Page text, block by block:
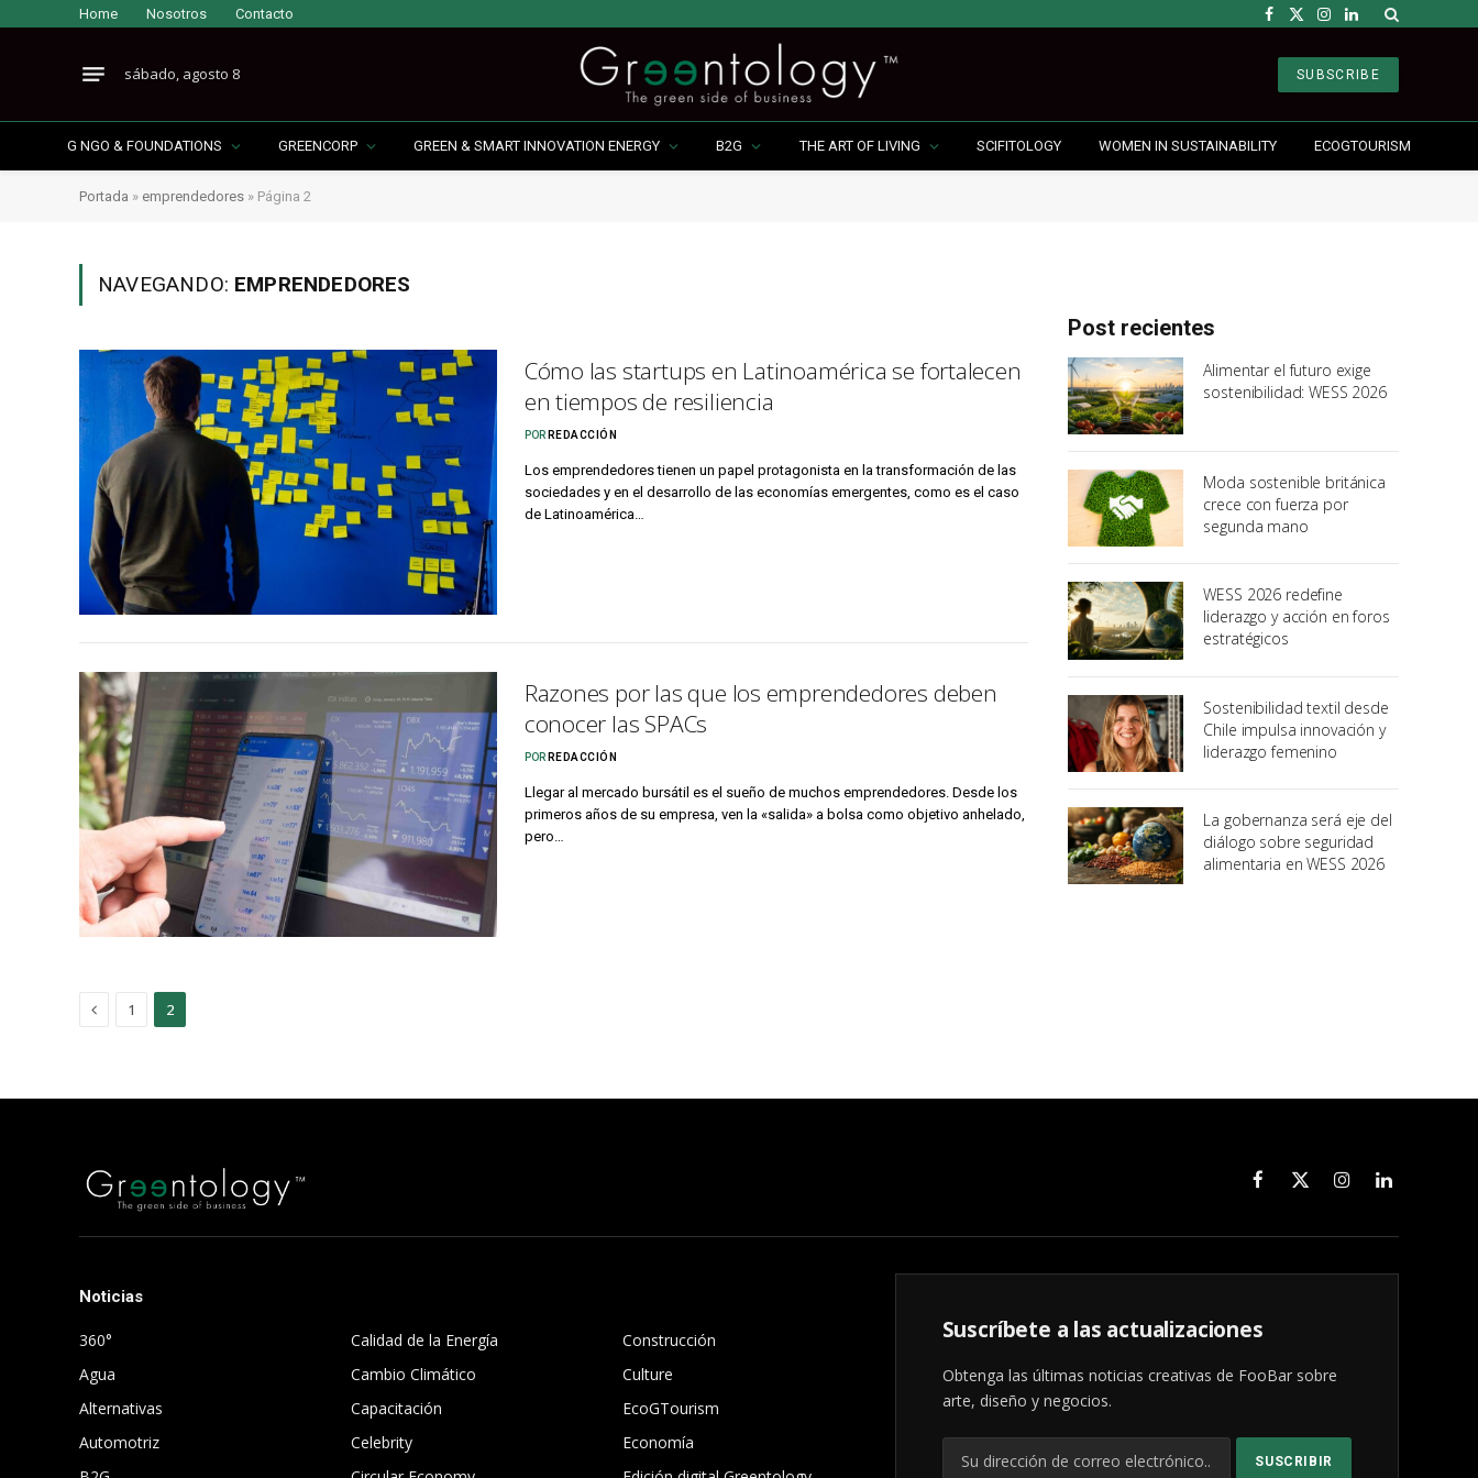
Home Nosotros Contacto Facebook
X
Instagram
LinkedIn
sábado, agosto 8 SUBSCRIBE
G NGO & FOUNDATIONS GREENCORP GREEN & SMART INNOVATION ENERGY B2G THE ART OF LIVING SCIFITOLOGY WOMEN IN SUSTAINABILITY ECOGTOURISM
Portada » emprendedores » Página 2
NAVEGANDO: EMPRENDEDORES
Cómo las startups en Latinoamérica se fortalecen
en tiempos de resiliencia
POR REDACCIÓN
Los emprendedores tienen un papel protagonista en la transformación de las
sociedades y en el desarrollo de las economías emergentes, como es el caso
de Latinoamérica…
Razones por las que los emprendedores deben
conocer las SPACs
POR REDACCIÓN
Llegar al mercado bursátil es el sueño de muchos emprendedores. Desde los
primeros años de su empresa, ven la «salida» a bolsa como objetivo anhelado,
pero…
Previous
1 2
Post recientes
Alimentar el futuro exige
sostenibilidad: WESS 2026
Moda sostenible británica
crece con fuerza por
segunda mano
WESS 2026 redefine
liderazgo y acción en foros
estratégicos
Sostenibilidad textil desde
Chile impulsa innovación y
liderazgo femenino
La gobernanza será eje del
diálogo sobre seguridad
alimentaria en WESS 2026
Facebook
X
InstagramLinkedIn
Noticias
360°
Agua
Alternativas
Automotriz
Calidad de la Energía
Cambio Climático
Capacitación
Celebrity
Construcción
Culture
EcoGTourism
Economía
Suscríbete a las actualizaciones
Obtenga las últimas noticias creativas de FooBar sobre
arte, diseño y negocios.